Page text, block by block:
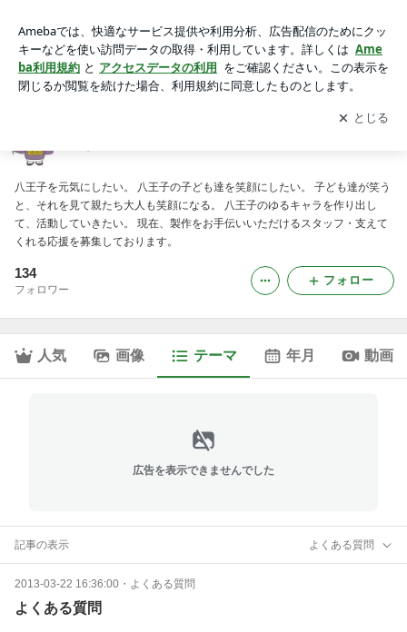
アプリをダウンロードして ブログの更新通知
を受け取りまし
ょう。
開く
八王子を元気にしたい。 八王子の子ども達を笑顔にしたい。 子ども達が笑う
と、それを見て親たち大人も笑顔になる。 八王子のゆるキャラを作り出し
て、活動していきたい。 現在、製作をお手伝いいただけるスタッフ・支えて
くれる応援を募集しております。
134
フォロワー
フォロー
人気 画像 テーマ 年月 動画
広告を表示できませんでした
記事の表示 よくある質問
2013-03-22 16:36:00 ・ よくある質問
よくある質問